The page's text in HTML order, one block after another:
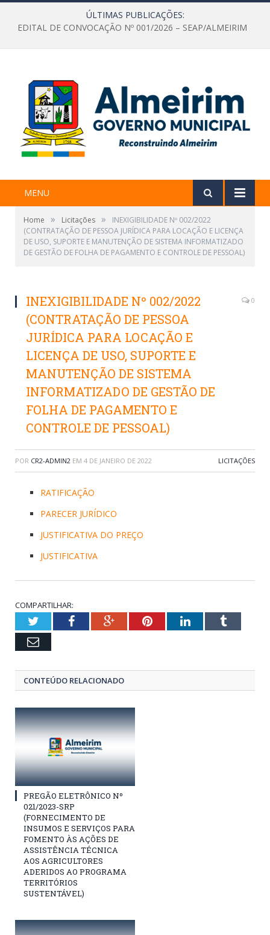
ÚLTIMAS PUBLICAÇÕES:
EDITAL DE CONVOCAÇÃO Nº 001/2026 – SEAP/ALMEIRIM
MENU
Home » Licitações »
INEXIGIBILIDADE Nº 002/2022
(CONTRATAÇÃO DE PESSOA JURÍDICA PARA LOCAÇÃO E LICENÇA
DE USO, SUPORTE E MANUTENÇÃO DE SISTEMA INFORMATIZADO
DE GESTÃO DE FOLHA DE PAGAMENTO E CONTROLE DE PESSOAL)
INEXIGIBILIDADE Nº 002/2022
(CONTRATAÇÃO DE PESSOA
JURÍDICA PARA LOCAÇÃO E
LICENÇA DE USO, SUPORTE E
MANUTENÇÃO DE SISTEMA
INFORMATIZADO DE GESTÃO DE
FOLHA DE PAGAMENTO E
CONTROLE DE PESSOAL)
0
POR CR2-ADMIN2 EM 4 DE JANEIRO DE 2022 LICITAÇÕES
RATIFICAÇÃO
PARECER JURÍDICO
JUSTIFICATIVA DO PREÇO
JUSTIFICATIVA
COMPARTILHAR:
TwitterFacebookGoogle+PinterestLinkedInTumblr
Email
CONTEÚDO RELACIONADO
PREGÃO ELETRÔNICO Nº
021/2023-SRP
(FORNECIMENTO DE
INSUMOS E SERVIÇOS PARA
FOMENTO ÀS AÇÕES DE
ASSISTÊNCIA TÉCNICA
AOS AGRICULTORES
ADERIDOS AO PROGRAMA
TERRITÓRIOS
SUSTENTÁVEL)